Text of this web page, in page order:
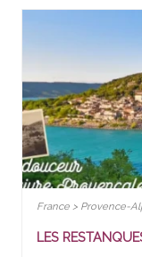
France > Provence-
LES